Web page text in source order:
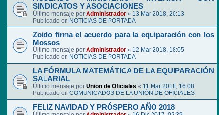
SINDICATOS Y ASOCIACIONES
Último mensaje por Administrador « 13 Mar 2018, 20:13
Publicado en NOTICIAS DE PORTADA
Zoido firma el acuerdo para la equiparación con los
Mossos
Último mensaje por Administrador « 12 Mar 2018, 18:05
Publicado en NOTICIAS DE PORTADA
LA FÓRMULA MATEMÁTICA DE LA EQUIPARACIÓN
SALARIAL
Último mensaje por Union de Oficiales « 11 Mar 2018, 16:08
Publicado en COMUNICADOS DE LA UNIÓN DE OFICIALES
FELIZ NAVIDAD Y PRÓSPERO AÑO 2018